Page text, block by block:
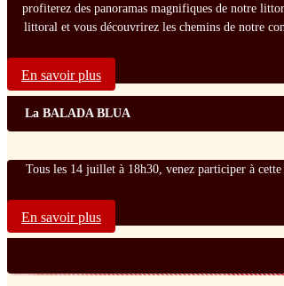
profiterez des panoramas magnifiques de notre
littoral et vous découvrirez les chemins de notre
En savoir plus
La BALADA BLUA
Tous les 14 juillet à 18h30, venez participer à
En savoir plus